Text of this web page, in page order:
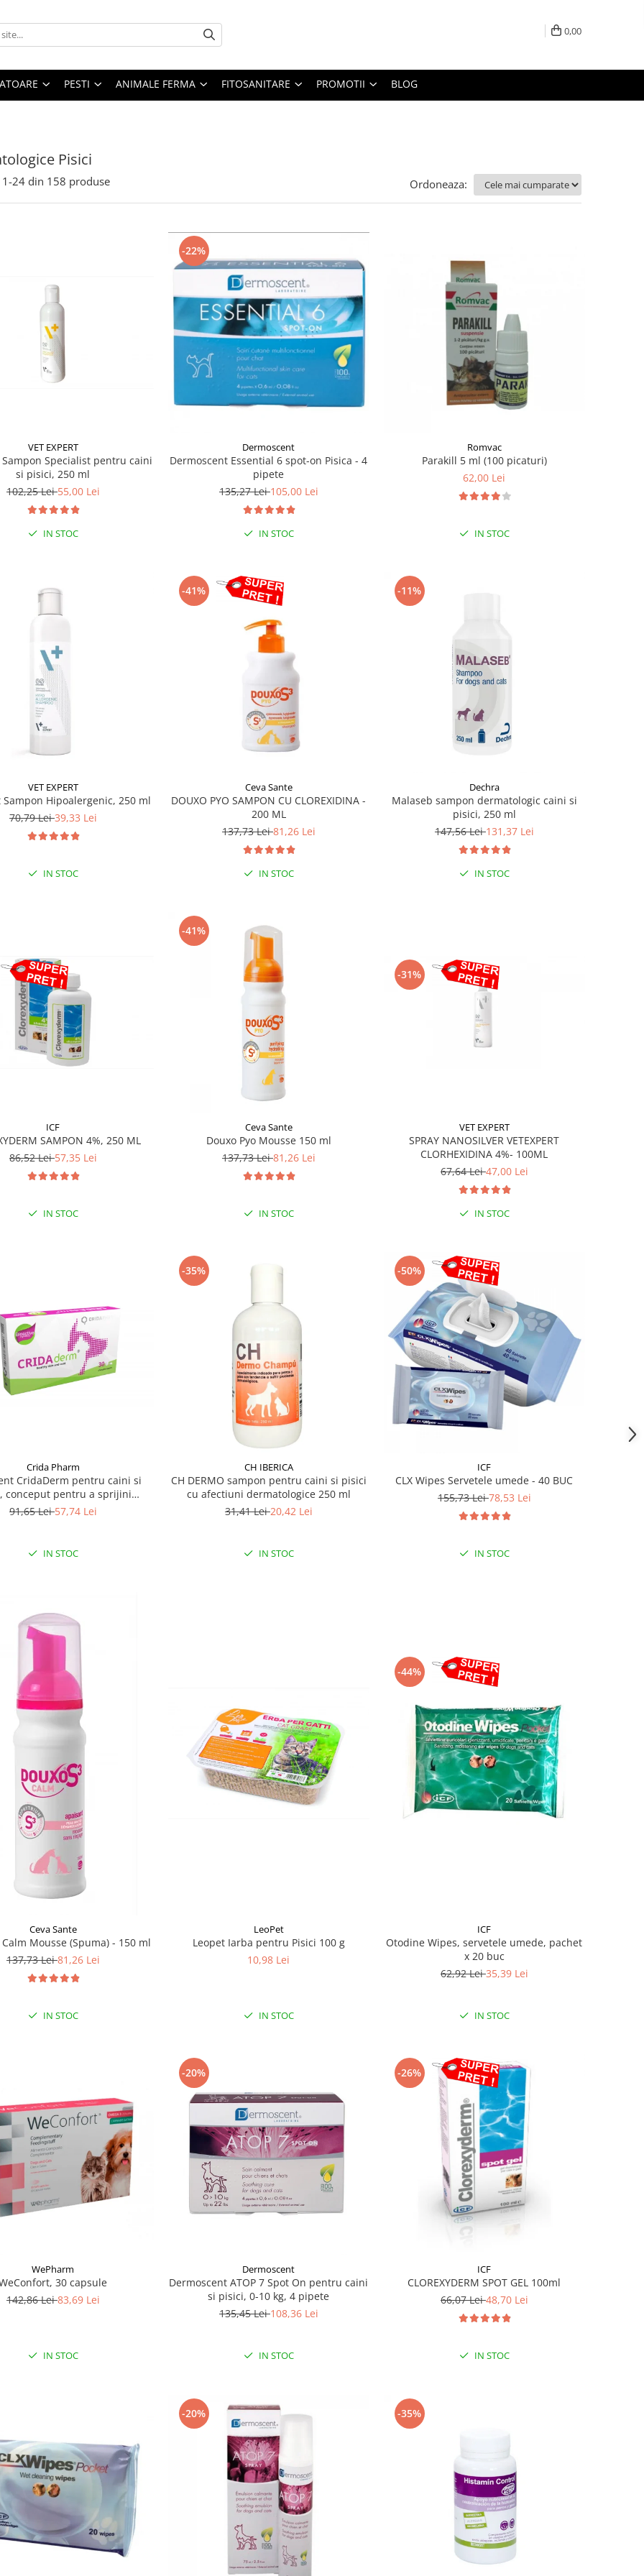
0,00
PESTI ANIMALE FERMA FITOSANITARE PROMOTII BLOG
Pisici
1-24 din 158 produse Ordoneaza:
VET EXPERT
Sampon Specialist pentru caini
si pisici, 250 ml
102,25 Lei55,00 Lei
IN STOC
-22%
Dermoscent
Dermoscent Essential 6 spot-on Pisica - 4
pipete
135,27 Lei105,00 Lei
IN STOC
Romvac
Parakill 5 ml (100 picaturi)
62,00 Lei
IN STOC
VET EXPERT
Sampon Hipoalergenic, 250 ml
70,79 Lei39,33 Lei
IN STOC
-41%
Ceva Sante
DOUXO PYO SAMPON CU CLOREXIDINA -
200 ML
137,73 Lei81,26 Lei
IN STOC
-11%
Dechra
Malaseb sampon dermatologic caini si
pisici, 250 ml
147,56 Lei131,37 Lei
IN STOC
ICF
SAMPON 4%, 250 ML
86,52 Lei57,35 Lei
IN STOC
-41%
Ceva Sante
Douxo Pyo Mousse 150 ml
137,73 Lei81,26 Lei
IN STOC
-31%
VET EXPERT
SPRAY NANOSILVER VETEXPERT
CLORHEXIDINA 4%- 100ML
67,64 Lei47,00 Lei
IN STOC
Crida Pharm
CridaDerm pentru caini si
conceput pentru a sprijini
pielii și blănii - 30 comprimate
91,65 Lei57,74 Lei
IN STOC
-35%
CH IBERICA
CH DERMO sampon pentru caini si pisici
cu afectiuni dermatologice 250 ml
31,41 Lei20,42 Lei
IN STOC
-50%
ICF
CLX Wipes Servetele umede - 40 BUC
155,73 Lei78,53 Lei
IN STOC
Ceva Sante
Calm Mousse (Spuma) - 150 ml
137,73 Lei81,26 Lei
IN STOC
LeoPet
Leopet Iarba pentru Pisici 100 g
10,98 Lei
IN STOC
-44%
ICF
Otodine Wipes, servetele umede, pachet
x 20 buc
62,92 Lei35,39 Lei
IN STOC
WePharm
30 capsule
142,86 Lei83,69 Lei
IN STOC
-20%
Dermoscent
Dermoscent ATOP 7 Spot On pentru caini
si pisici, 0-10 kg, 4 pipete
135,45 Lei108,36 Lei
IN STOC
-26%
ICF
CLOREXYDERM SPOT GEL 100ml
66,07 Lei48,70 Lei
IN STOC
-20% -35%